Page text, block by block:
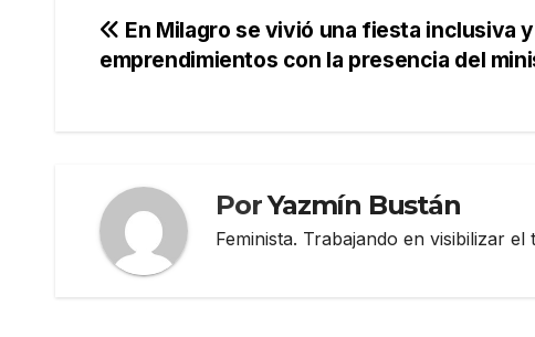
Navegación
de
En Milagro se vivió una fiesta inclusiva
emprendimientos con la presencia del
PorYazmín Bustán
Feminista. Trabajando en visibilizar